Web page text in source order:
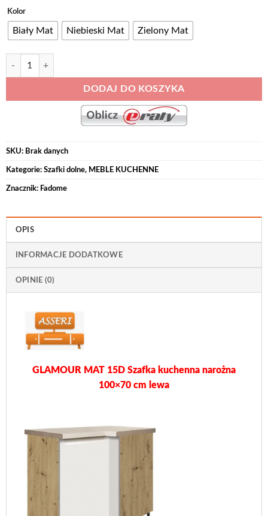
600,00 zł.570,00 zł.
Kolor
Biały Mat Niebieski Mat Zielony Mat
ilość GLAMOUR MAT 15D Szafka kuchenna narożna 100x70 cm lewa -
DODAJ DO KOSZYKA
Alternative:
SKU: Brak danych
Kategorie: Szafki dolne, MEBLE KUCHENNE
Znacznik: Fadome
OPIS
INFORMACJE DODATKOWE
OPINIE (0)
GLAMOUR MAT 15D Szafka kuchenna narożna
100×70 cm lewa